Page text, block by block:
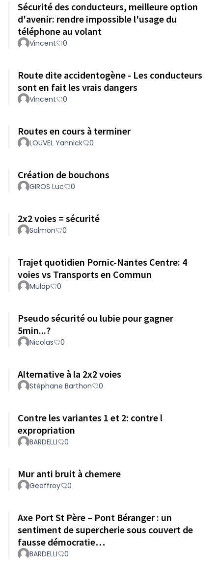
Sécurité des conducteurs, meilleure option
d'avenir: rendre impossible l'usage du
téléphone au volant
Vincent 0
Route dite accidentogène - Les conducteurs
sont en fait les vrais dangers
Vincent 0
Routes en cours à terminer
LOUVEL Yannick 0
Création de bouchons
GIROS Luc 0
2x2 voies = sécurité
Salmon 0
Trajet quotidien Pornic-Nantes Centre: 4
voies vs Transports en Commun
Mulap 0
Pseudo sécurité ou lubie pour gagner
5min...?
Nicolas 0
Alternative à la 2x2 voies
Stéphane Barthon 0
Contre les variantes 1 et 2: contre l
expropriation
BARDELLI 0
Mur anti bruit à chemere
Geoffroy 0
Axe Port St Père – Pont Béranger : un
sentiment de supercherie sous couvert de
fausse démocratie…
BARDELLI 0